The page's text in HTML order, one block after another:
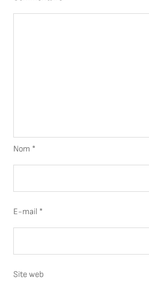
Nom *
E-mail *
Site web